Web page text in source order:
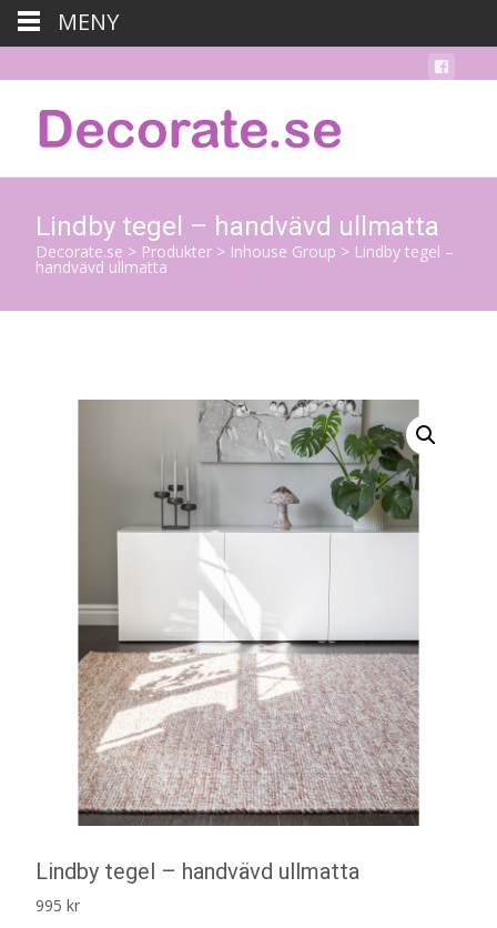
Lindby tegel – handvävd ullmatta
Decorate.se > Produkter > Inhouse Group > Lindby tegel –
handvävd ullmatta
Lindby tegel – handvävd ullmatta
995 kr
MENY